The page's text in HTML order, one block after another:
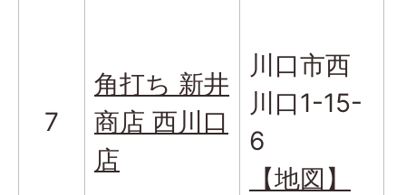
7
角打ち 新井
商店 西川口
店
川口市西
川口1-15-
6
【地図】